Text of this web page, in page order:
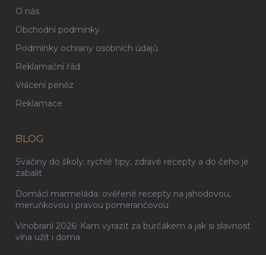
O nás
Obchodní podmínky
Podmínky ochrany osobních údajů
Reklamační řád
Vrácení peněz
Reklamace
BLOG
Svačiny do školy: rychlé tipy, zdravé recepty a do čeho je
zabalit
Domácí marmeláda: ověřené recepty na jahodovou,
meruňkovou i pravou pomerančovou
Vinobraní 2026: Kam vyrazit za burčákem a jak si slavnost
vína užít i doma